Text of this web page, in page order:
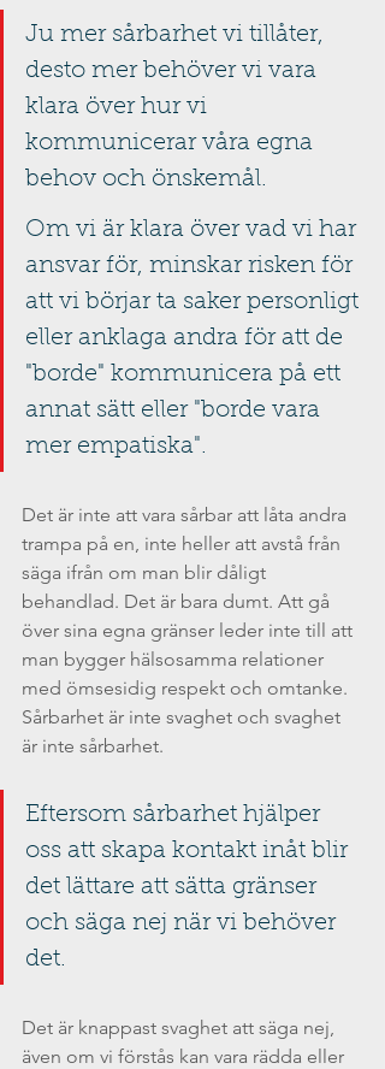
Ju mer sårbarhet vi tillåter,
desto mer behöver vi vara
klara över hur vi
kommunicerar våra egna
behov och önskemål.
Om vi är klara över vad vi har
ansvar för, minskar risken för
att vi börjar ta saker personligt
eller anklaga andra för att de
"borde" kommunicera på ett
annat sätt eller "borde vara
mer empatiska".
Det är inte att vara sårbar att låta andra
trampa på en, inte heller att avstå från
säga ifrån om man blir dåligt
behandlad. Det är bara dumt. Att gå
över sina egna gränser leder inte till att
man bygger hälsosamma relationer
med ömsesidig respekt och omtanke.
Sårbarhet är inte svaghet och svaghet
är inte sårbarhet.
Eftersom sårbarhet hjälper
oss att skapa kontakt inåt blir
det lättare att sätta gränser
och säga nej när vi behöver
det.
Det är knappast svaghet att säga nej,
även om vi förstås kan vara rädda eller